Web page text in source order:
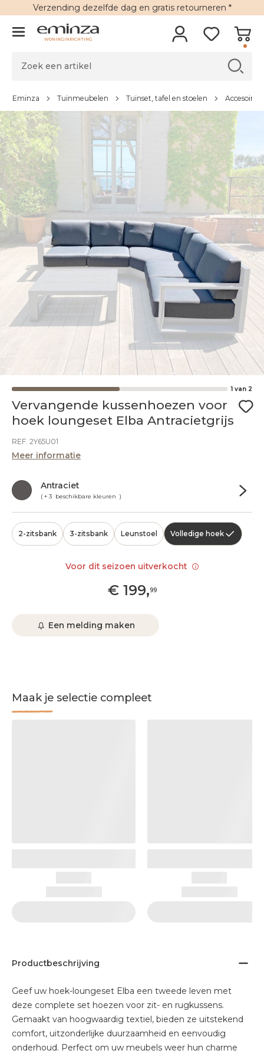
Verzending dezelfde dag en gratis retourneren *
WONINGINRICHTING
Eminza Tuinmeubelen Tuinset, tafel en stoelen Accesoires
1 van 2
Vervangende kussenhoezen voor
hoek loungeset Elba Antracietgrijs
REF. 2Y65U01
Meer informatie
Antraciet
( + 3 beschikbare kleuren )
2-zitsbank 3-zitsbank Leunstoel Volledige hoek
€ 199,99
Een melding maken
Maak je selectie compleet
Productbeschrijving
Geef uw hoek-loungeset Elba een tweede leven met
deze complete set hoezen voor zit- en rugkussens.
Gemaakt van hoogwaardig textiel, bieden ze uitstekend
comfort, uitzonderlijke duurzaamheid en eenvoudig
onderhoud. Perfect om uw meubels weer hun charme